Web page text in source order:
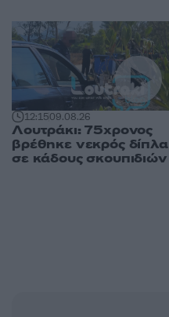
12:1509.08.26
Λουτράκι: 75χρονος
βρέθηκε νεκρός δίπλα
σε κάδους σκουπιδιών